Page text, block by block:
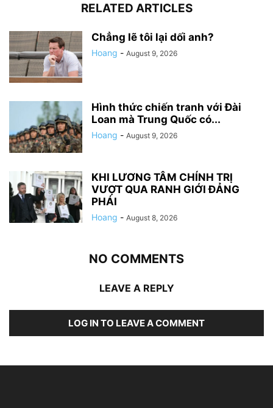
RELATED ARTICLES
Chẳng lẽ tôi lại dối anh?
Hoang - August 9, 2026
Hình thức chiến tranh với Đài
Loan mà Trung Quốc có...
Hoang - August 9, 2026
KHI LƯƠNG TÂM CHÍNH TRỊ
VƯỢT QUA RANH GIỚI ĐẢNG
PHÁI
Hoang - August 8, 2026
NO COMMENTS
LEAVE A REPLY
LOG IN TO LEAVE A COMMENT